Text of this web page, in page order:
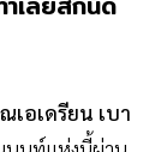
เอเดรียน เบา